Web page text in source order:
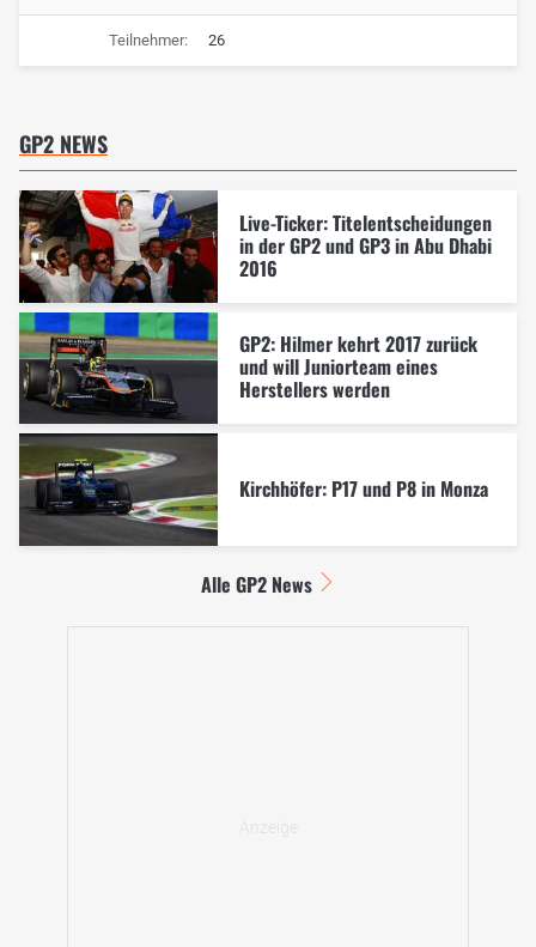
Teilnehmer: 26
GP2 NEWS
Live-Ticker: Titelentscheidungen
in der GP2 und GP3 in Abu Dhabi
2016
GP2: Hilmer kehrt 2017 zurück
und will Juniorteam eines
Herstellers werden
Kirchhöfer: P17 und P8 in Monza
Alle GP2 News